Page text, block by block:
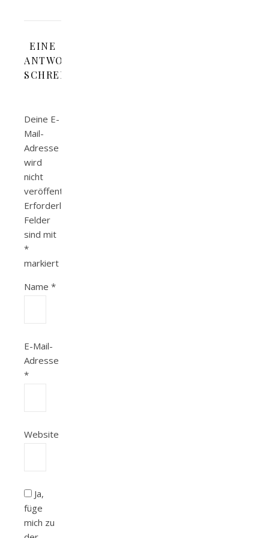
EINE
ANTWORT
SCHREIBEN
Deine E-
Mail-
Adresse
wird
nicht
veröffentlicht.
Erforderliche
Felder
sind mit
*
markiert
Name *
E-Mail-
Adresse
*
Website
Ja,
füge
mich zu